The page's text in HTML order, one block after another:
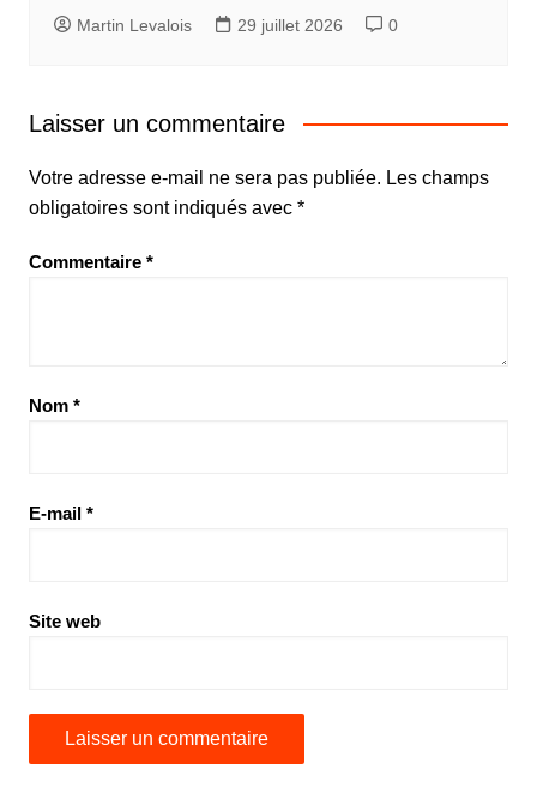
Martin Levalois 29 juillet 2026 0
Laisser un commentaire
Votre adresse e-mail ne sera pas publiée. Les champs
obligatoires sont indiqués avec *
Commentaire *
Nom *
E-mail *
Site web